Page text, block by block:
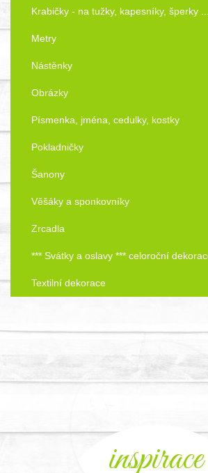
Krabičky - na tužky, kapesníky, šperky ...
Metry
Nástěnky
Obrázky
Písmenka, jména, cedulky, kostky
Pokladničky
Šanony
Věšáky a sponkovníky
Zrcadla
*** Svátky a oslavy *** celoroční
Textilní dekorace
inspirace